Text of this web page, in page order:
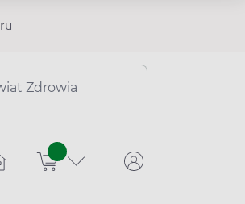
Zdrowia
sztuk